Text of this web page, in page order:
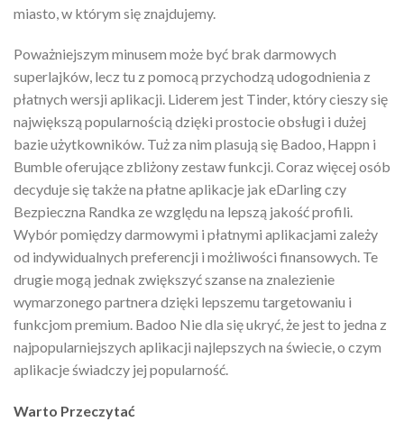
miasto, w którym się znajdujemy.
Poważniejszym minusem może być brak darmowych
superlajków, lecz tu z pomocą przychodzą udogodnienia z
płatnych wersji aplikacji. Liderem jest Tinder, który cieszy się
największą popularnością dzięki prostocie obsługi i dużej
bazie użytkowników. Tuż za nim plasują się Badoo, Happn i
Bumble oferujące zbliżony zestaw funkcji. Coraz więcej osób
decyduje się także na płatne aplikacje jak eDarling czy
Bezpieczna Randka ze względu na lepszą jakość profili.
Wybór pomiędzy darmowymi i płatnymi aplikacjami zależy
od indywidualnych preferencji i możliwości finansowych. Te
drugie mogą jednak zwiększyć szanse na znalezienie
wymarzonego partnera dzięki lepszemu targetowaniu i
funkcjom premium. Badoo Nie dla się ukryć, że jest to jedna z
najpopularniejszych aplikacji najlepszych na świecie, o czym
aplikacje świadczy jej popularność.
Warto Przeczytać